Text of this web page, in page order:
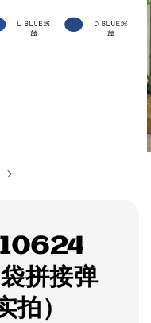
拼接弹
拍）